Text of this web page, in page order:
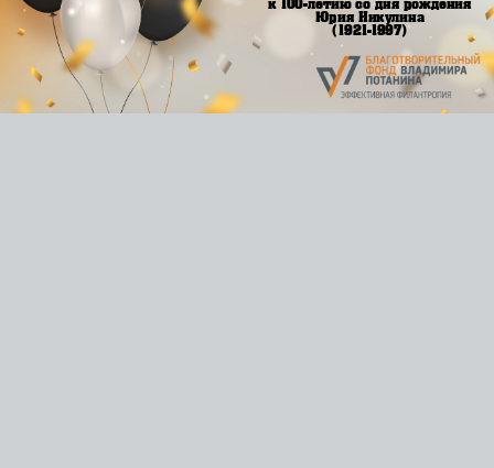
к 100-летию со дня рождения
Юрия Никулина
(1921-1997)